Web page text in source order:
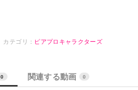
カテゴリ： ピアプロキャラクターズ
0 関連する動画 0